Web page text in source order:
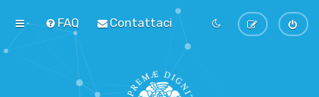
FAQ Contattaci